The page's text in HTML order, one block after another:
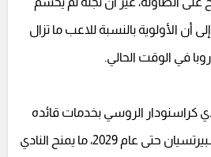
أن الأولوية بالنسبة للاعب ما تزال
في الوقت الحالي.
كراسنودار الروسي بخدمات قائده
الشاب، حيث يمتد عقد سبيرتسيان حتى عام 2029، ما يمنح النادي